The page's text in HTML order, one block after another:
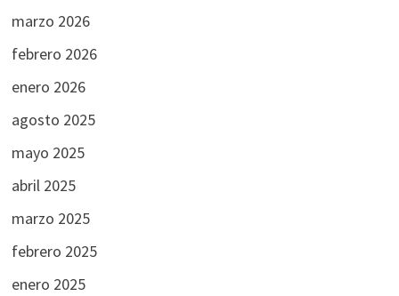
marzo 2026
febrero 2026
enero 2026
agosto 2025
mayo 2025
abril 2025
marzo 2025
febrero 2025
enero 2025